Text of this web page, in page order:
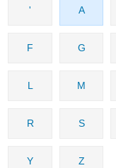
' A
F G
L M
R S
Y Z